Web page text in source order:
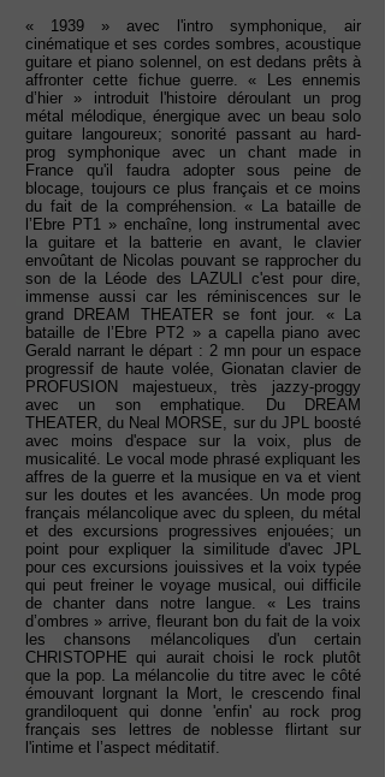
« 1939 » avec l'intro symphonique, air
cinématique et ses cordes sombres, acoustique
guitare et piano solennel, on est dedans prêts à
affronter cette fichue guerre. « Les ennemis
d’hier » introduit l'histoire déroulant un prog
métal mélodique, énergique avec un beau solo
guitare langoureux; sonorité passant au hard-
prog symphonique avec un chant made in
France qu'il faudra adopter sous peine de
blocage, toujours ce plus français et ce moins
du fait de la compréhension. « La bataille de
l’Ebre PT1 » enchaîne, long instrumental avec
la guitare et la batterie en avant, le clavier
envoûtant de Nicolas pouvant se rapprocher du
son de la Léode des LAZULI c'est pour dire,
immense aussi car les réminiscences sur le
grand DREAM THEATER se font jour. « La
bataille de l’Ebre PT2 » a capella piano avec
Gerald narrant le départ : 2 mn pour un espace
progressif de haute volée, Gionatan clavier de
PROFUSION majestueux, très jazzy-proggy
avec un son emphatique. Du DREAM
THEATER, du Neal MORSE, sur du JPL boosté
avec moins d'espace sur la voix, plus de
musicalité. Le vocal mode phrasé expliquant les
affres de la guerre et la musique en va et vient
sur les doutes et les avancées. Un mode prog
français mélancolique avec du spleen, du métal
et des excursions progressives enjouées; un
point pour expliquer la similitude d'avec JPL
pour ces excursions jouissives et la voix typée
qui peut freiner le voyage musical, oui difficile
de chanter dans notre langue. « Les trains
d’ombres » arrive, fleurant bon du fait de la voix
les chansons mélancoliques d'un certain
CHRISTOPHE qui aurait choisi le rock plutôt
que la pop. La mélancolie du titre avec le côté
émouvant lorgnant la Mort, le crescendo final
grandiloquent qui donne 'enfin' au rock prog
français ses lettres de noblesse flirtant sur
l'intime et l’aspect méditatif.